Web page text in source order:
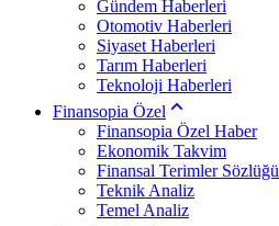
Gündem Haberleri
Otomotiv Haberleri
Siyaset Haberleri
Tarım Haberleri
Teknoloji Haberleri
Finansopia Özel
Finansopia Özel Haber
Ekonomik Takvim
Finansal Terimler Sözlüğü
Teknik Analiz
Temel Analiz